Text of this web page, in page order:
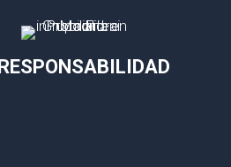
RESPONSABILIDAD